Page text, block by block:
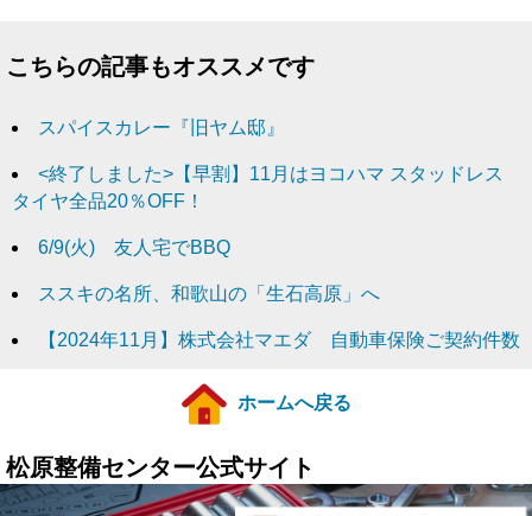
こちらの記事もオススメです
スパイスカレー『旧ヤム邸』
<終了しました>【早割】11月はヨコハマ スタッドレス
タイヤ全品20％OFF！
6/9(火) 友人宅でBBQ
ススキの名所、和歌山の「生石高原」へ
【2024年11月】株式会社マエダ 自動車保険ご契約件数
ホームへ戻る
松原整備センター公式サイト